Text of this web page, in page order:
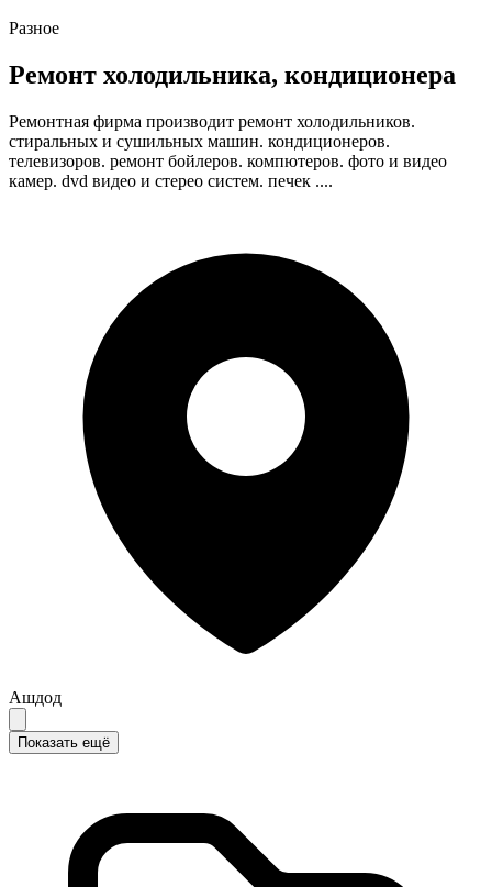
Разное
Ремонт холодильника, кондиционера
Ремонтная фирма производит ремонт холодильников.
стиральных и сушильных машин. кондиционеров.
телевизоров. ремонт бойлеров. компютеров. фото и видео
камер. dvd видео и стерео систем. печек ....
Ашдод
Показать ещё